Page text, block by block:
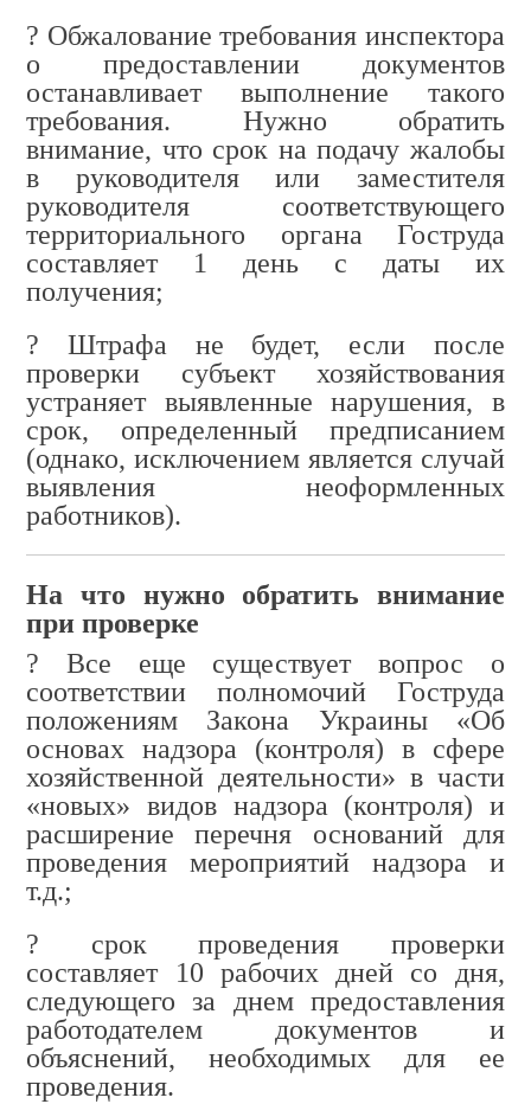
? Обжалование требования инспектора
о предоставлении документов
останавливает выполнение такого
требования. Нужно обратить
внимание, что срок на подачу жалобы
в руководителя или заместителя
руководителя соответствующего
территориального органа Гоструда
составляет 1 день с даты их
получения;
? Штрафа не будет, если после
проверки субъект хозяйствования
устраняет выявленные нарушения, в
срок, определенный предписанием
(однако, исключением является случай
выявления неоформленных
работников).
На что нужно обратить внимание
при проверке
? Все еще существует вопрос о
соответствии полномочий Гоструда
положениям Закона Украины «Об
основах надзора (контроля) в сфере
хозяйственной деятельности» в части
«новых» видов надзора (контроля) и
расширение перечня оснований для
проведения мероприятий надзора и
т.д.;
? срок проведения проверки
составляет 10 рабочих дней со дня,
следующего за днем предоставления
работодателем документов и
объяснений, необходимых для ее
проведения.